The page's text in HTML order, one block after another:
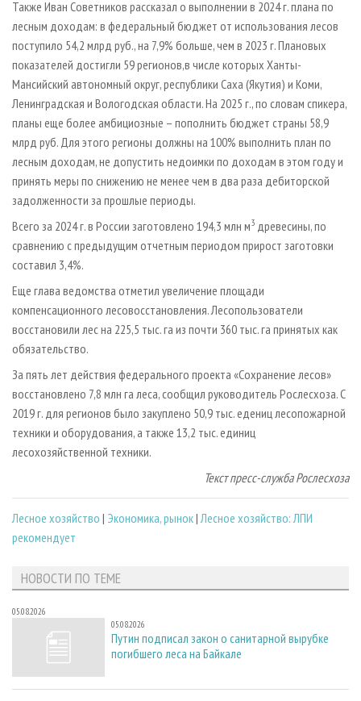
Также Иван Советников рассказал о выполнении в 2024 г. плана по
лесным доходам: в федеральный бюджет от использования лесов
поступило 54,2 млрд руб., на 7,9% больше, чем в 2023 г. Плановых
показателей достигли 59 регионов,в числе которых Ханты-
Мансийский автономный округ, республики Саха (Якутия) и Коми,
Ленинградская и Вологодская области. На 2025 г., по словам спикера,
планы еще более амбициозные – пополнить бюджет страны 58,9
млрд руб. Для этого регионы должны на 100% выполнить план по
лесным доходам, не допустить недоимки по доходам в этом году и
принять меры по снижению не менее чем в два раза дебиторской
задолженности за прошлые периоды.
Всего за 2024 г. в России заготовлено 194,3 млн м3 древесины, по
сравнению с предыдущим отчетным периодом прирост заготовки
составил 3,4%.
Еще глава ведомства отметил увеличение площади
компенсационного лесовосстановления. Лесопользователи
восстановили лес на 225,5 тыс. га из почти 360 тыс. га принятых как
обязательство.
За пять лет действия федерального проекта «Сохранение лесов»
восстановлено 7,8 млн га леса, сообщил руководитель Рослесхоза. С
2019 г. для регионов было закуп­лено 50,9 тыс. едениц лесопожарной
техники и оборудования, а также 13,2 тыс. единиц
лесохозяйственной техники.
Текст пресс-служба Рослесхоза
Лесное хозяйство | Экономика, рынок|Лесное хозяйство: ЛПИ
рекомендует
НОВОСТИ ПО ТЕМЕ
05.08.2026
05.08.2026
Путин подписал закон о санитарной вырубке
погибшего леса на Байкале